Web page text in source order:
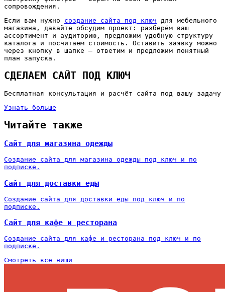
сопровождения.
Если вам нужно создание сайта под ключ для мебельного
магазина, давайте обсудим проект: разберём ваш
ассортимент и аудиторию, предложим удобную структуру
каталога и посчитаем стоимость. Оставить заявку можно
через кнопку в шапке — ответим и предложим понятный
план запуска.
СДЕЛАЕМ САЙТ ПОД КЛЮЧ
Бесплатная консультация и расчёт сайта под вашу задачу
Узнать больше
Читайте также
Сайт для магазина одежды
Создание сайта для магазина одежды под ключ и по
подписке.
Сайт для доставки еды
Создание сайта для доставки еды под ключ и по
подписке.
Сайт для кафе и ресторана
Создание сайта для кафе и ресторана под ключ и по
подписке.
Смотреть все ниши